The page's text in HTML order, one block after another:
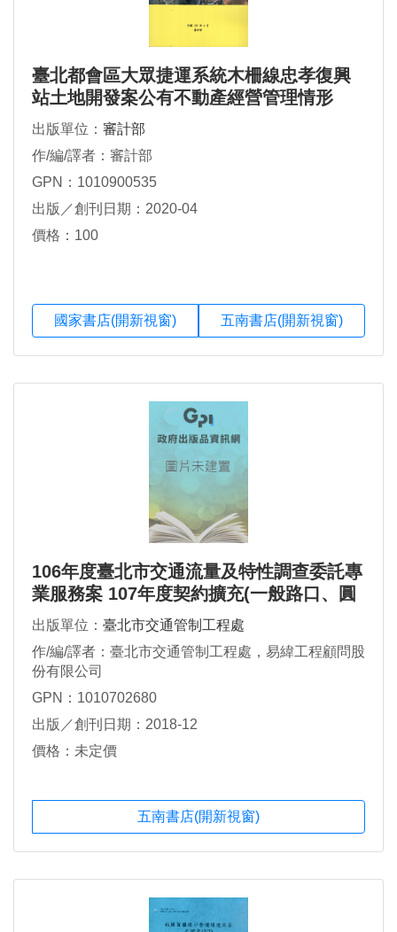
臺北都會區大眾捷運系統木柵線忠孝復興
站土地開發案公有不動產經營管理情形
出版單位： 審計部
作/編/譯者：審計部
GPN：1010900535
出版／創刊日期：2020-04
價格：100
國家書店(開新視窗) 五南書店(開新視窗)
106年度臺北市交通流量及特性調查委託專
業服務案 107年度契約擴充(一般路口、圓
環及路段交通量調查)
出版單位： 臺北市交通管制工程處
作/編/譯者：臺北市交通管制工程處，易緯工程顧問股
份有限公司
GPN：1010702680
出版／創刊日期：2018-12
價格：未定價
五南書店(開新視窗)